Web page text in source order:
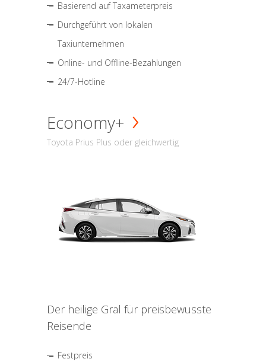
Basierend auf Taxameterpreis
Durchgeführt von lokalen
Taxiunternehmen
Online- und Offline-Bezahlungen
24/7-Hotline
Economy+
Toyota Prius Plus oder gleichwertig
Der heilige Gral für preisbewusste
Reisende
Festpreis